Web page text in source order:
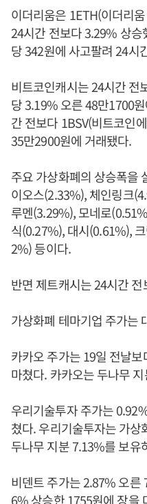
이더리움은 1ETH(이더리
24시간 전보다 3.29% 상승
당 342원에 사고팔려 24시
비트코인캐시는 24시간 전
당 3.19% 오른 48만1700
간 전보다 1BSV(비트코인
35만2900원에 거래됐다.
주요 가상화폐의 상승폭을
이오스(2.33%), 체인링크
루멘(3.29%), 모네로
식(0.27%), 대시(0.61%),
2%) 등이다.
반면 제트캐시는 24시간
가상화폐 테마기업 주가는
카카오 주가는 19일 전날
마쳤다. 카카오는 두나무
우리기술투자 주가는
쳤다. 우리기술투자는 가
두나무 지분 7.13%를 보유
비덴트 주가는 2.87% 오른
6% 상승한 1755원에 장을